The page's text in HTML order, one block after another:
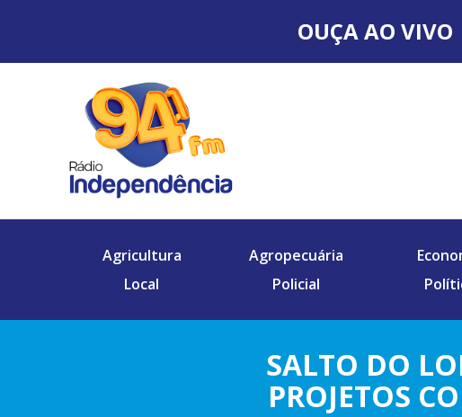
OUÇA AO VIVO
Agricultura Agropecuária
Local
Policial
SALTO DO
PROJETOS